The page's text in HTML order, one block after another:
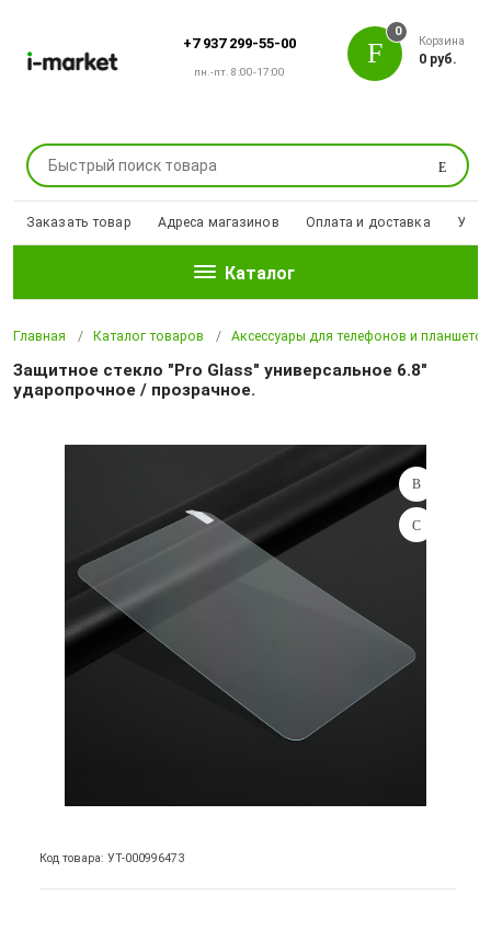
+7 937 299-55-00
пн.-пт. 8:00-17:00
Поиск
0
Корзина
0 руб.
Заказать товар Адреса магазинов Оплата и доставка
Каталог
Главная Каталог товаров Аксессуары для телефонов и планшетов
Защитное стекло "Pro Glass" универсальное 6.8"
ударопрочное / прозрачное.
Код товара: УТ-000996473